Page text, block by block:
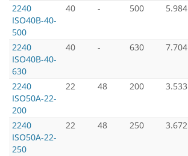
2240
ISO40B-40-
500
40 - 500 5.984
2240
ISO40B-40-
630
40 - 630 7.704
2240
ISO50A-22-
200
22 48 200 3.533
2240
ISO50A-22-
250
22 48 250 3.672